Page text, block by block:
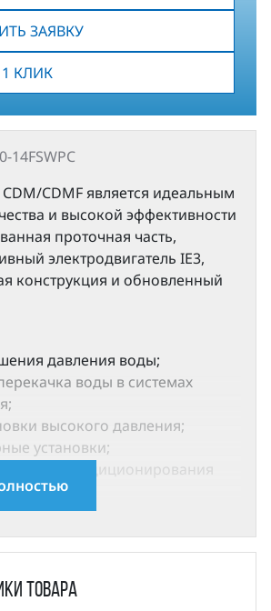
ЗАЯВКУ
КЛИК
14FSWPC
CDMF является идеальным
и высокой эффективности
проточная часть,
электродвигатель IE3,
конструкция и обновленный
давления воды;
воды в системах
высокого давления;
установки;
и кондиционирования
паровых котлов и перекачка
инструмента
станков (подача смазочно-
и т.д.;
товара